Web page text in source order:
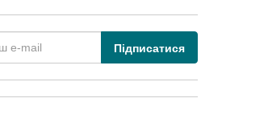
Підписатися